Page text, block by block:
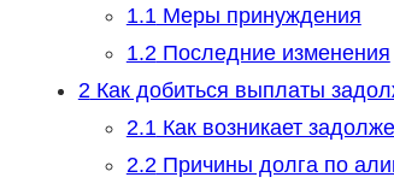
1.1Меры принуждения
1.2Последние изменения
2Как добиться выплаты
2.1Как возникает
2.2Причины долга по